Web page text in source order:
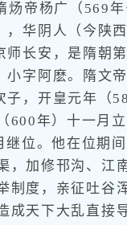
杨广（569年
，华阴人（今陕
师长安，是隋朝
小字阿麽。隋文
子，开皇元年（
600年）十一月
继位。他在位期
，加修邗沟、江
制度，亲征吐谷
成天下大乱直接